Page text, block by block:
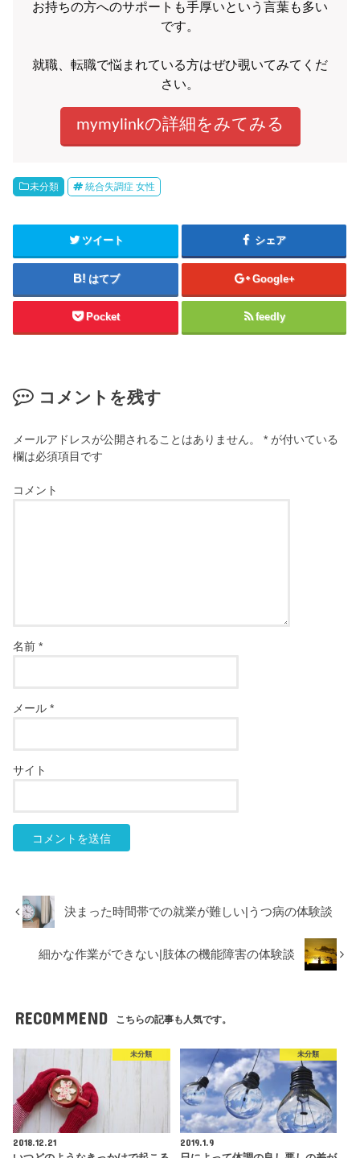
お持ちの方へのサポートも手厚いという言葉も多い
です。
就職、転職で悩まれている方はぜひ覗いてみてくだ
さい。
mymylinkの詳細をみてみる
未分類 統合失調症 女性
ツイート シェア
はてブ Google+
Pocket feedly
コメントを残す
メールアドレスが公開されることはありません。 * が付いている
欄は必須項目です
コメント
名前*
メール*
サイト
決まった時間帯での就業が難しい|うつ病の体験談
細かな作業ができない|肢体の機能障害の体験談
RECOMMEND こちらの記事も人気です。
未分類
2018.12.21
未分類
2019.1.9